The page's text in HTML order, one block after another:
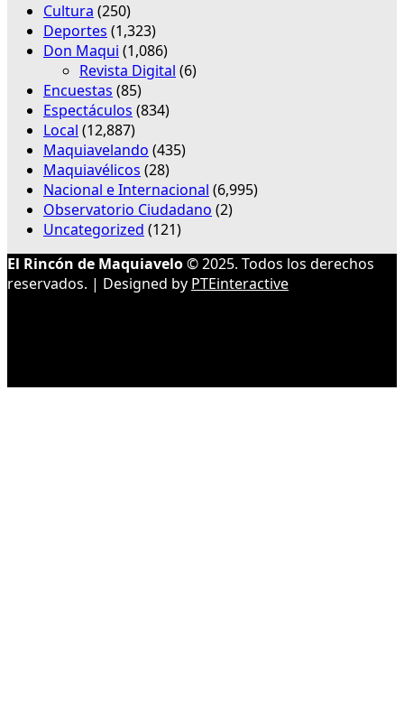
Cultura (250)
Deportes (1,323)
Don Maqui (1,086)
Revista Digital (6)
Encuestas (85)
Espectáculos (834)
Local (12,887)
Maquiavelando (435)
Maquiavélicos (28)
Nacional e Internacional (6,995)
Observatorio Ciudadano (2)
Uncategorized (121)
El Rincón de Maquiavelo© 2025. Todos los derechos
reservados. | Designed by PTEinteractive